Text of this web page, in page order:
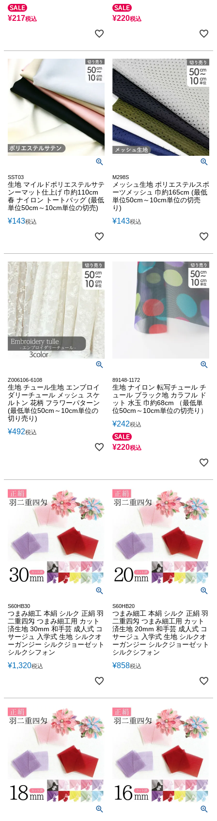
¥217税込 ¥220税込
SST03
生地 マイルドポリエステルサテ
ンーマット仕上げ 巾約110cm
春 ナイロン トートバッグ (最低
単位50cm～10cm単位の切売)
¥143税込
M298S
メッシュ生地 ポリエステルスポ
ーツメッシュ 巾約165cm (最低
単位50cm～10cm単位の切売
り)
¥143税込
Z006106-6108
生地 チュール生地 エンブロイ
ダリーチュール メッシュ スケ
ルトン 花柄 フラワーパターン
(最低単位50cm～10cm単位の
切り売り)
¥492税込
89148-1172
生地 ナイロン 転写チュール チ
ュール ブラック地 カラフル ド
ット 水玉 巾約68cm （最低単
位50cm～10cm単位の切売り）
¥242税込
¥220税込
S60HB30
つまみ細工 本絹 シルク 正絹 羽
二重四匁 つまみ細工用 カット
済生地 30mm 和手芸 成人式 コ
サージュ 入学式 生地 シルクオ
ーガンジー シルクジョーゼット
シルクシフォン
¥1,320税込
S60HB20
つまみ細工 本絹 シルク 正絹 羽
二重四匁 つまみ細工用 カット
済生地 20mm 和手芸 成人式 コ
サージュ 入学式 生地 シルクオ
ーガンジー シルクジョーゼット
シルクシフォン
¥858税込